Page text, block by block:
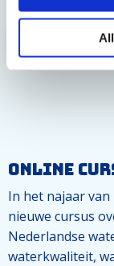
Online
In het najaar
nieuwe cursus
Nederlandse
waterkwaliteit,